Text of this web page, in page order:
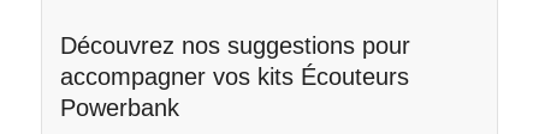
Découvrez nos suggestions pour
accompagner vos kits Écouteurs
Powerbank